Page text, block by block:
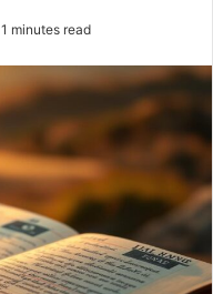
minutes read